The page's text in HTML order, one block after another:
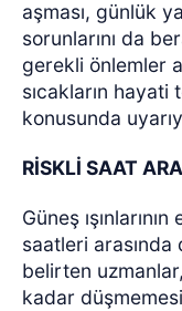
aşması, günlük
sorunlarını da
gerekli önlemler
sıcakların
konusunda
RİSKLİ SAAT
Güneş
saatleri arasında
belirten
kadar